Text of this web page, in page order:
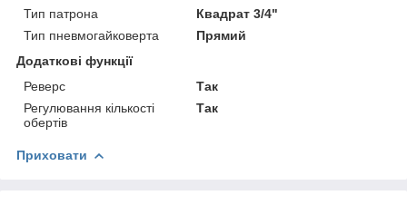
Тип патрона
Квадрат 3/4"
Тип пневмогайковерта
Прямий
Додаткові функції
Реверс
Так
Регулювання кількості
обертів
Так
Приховати